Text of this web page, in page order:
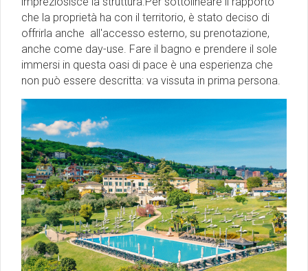
che la proprietà ha con il territorio, è stato deciso di
offrirla anche all'accesso esterno, su prenotazione,
anche come day-use. Fare il bagno e prendere il sole
immersi in questa oasi di pace è una esperienza che
non può essere descritta: va vissuta in prima persona.